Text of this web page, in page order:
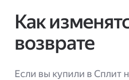
Как
возврате
Если вы купили в Сплит